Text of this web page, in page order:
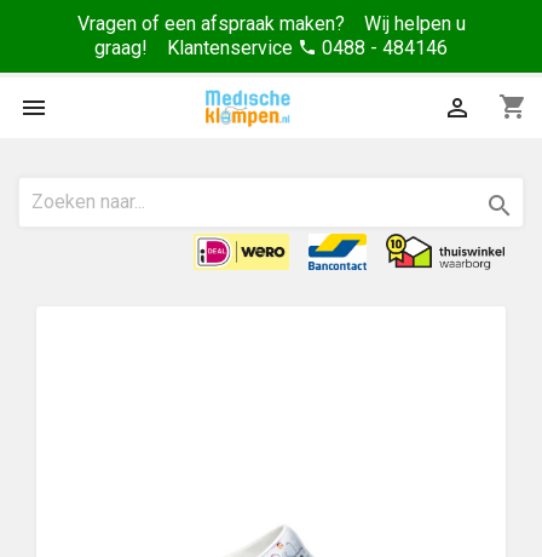
Vragen of een afspraak maken? Wij helpen u
graag! Klantenservice phone 0488 - 484146
 shopping_cart

